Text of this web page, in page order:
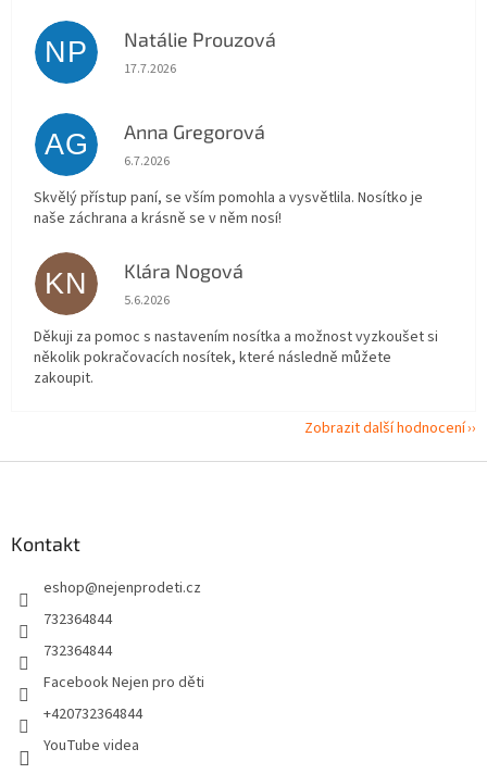
NP Natálie Prouzová
Hodnocení obchodu je 5 z 5 hvězdiček.
17.7.2026
AG Anna Gregorová
Hodnocení obchodu je 5 z 5 hvězdiček.
6.7.2026
Skvělý přístup paní, se vším pomohla a vysvětlila. Nosítko je
naše záchrana a krásně se v něm nosí!
KN Klára Nogová
Hodnocení obchodu je 5 z 5 hvězdiček.
5.6.2026
Děkuji za pomoc s nastavením nosítka a možnost vyzkoušet si
několik pokračovacích nosítek, které následně můžete
zakoupit.
Zobrazit další hodnocení
Kontakt
eshop@nejenprodeti.cz
732364844
732364844
Facebook Nejen pro děti
+420732364844
YouTube videa